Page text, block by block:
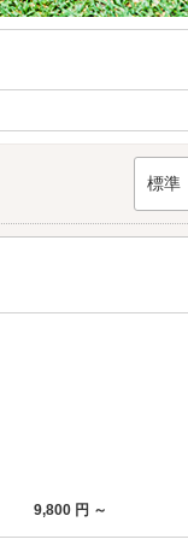
標準
9,800 円 ～